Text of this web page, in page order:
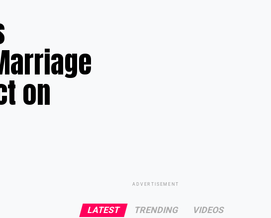
on
ADVERTISEMENT
LATEST TRENDING VIDEOS